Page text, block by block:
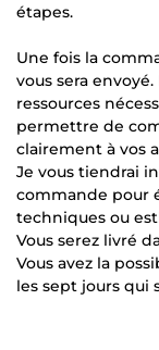
étapes.
Une fois la
vous sera
ressources
permettre de
clairement à vos
Je vous tiendrai
commande pour
techniques ou
Vous serez livré
Vous avez la
les sept jours qui